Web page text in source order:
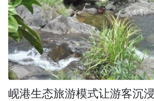
岘港生态旅游模式让游客沉